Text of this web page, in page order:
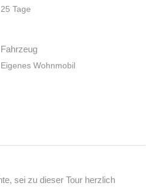
25 Tage
Fahrzeug
Eigenes Wohnmobil
sei zu dieser Tour herzlich